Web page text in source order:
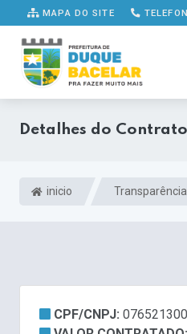
MAPA DO SITE
Detalhes do Contrato
inicio Transparência
CPF/CNPJ: